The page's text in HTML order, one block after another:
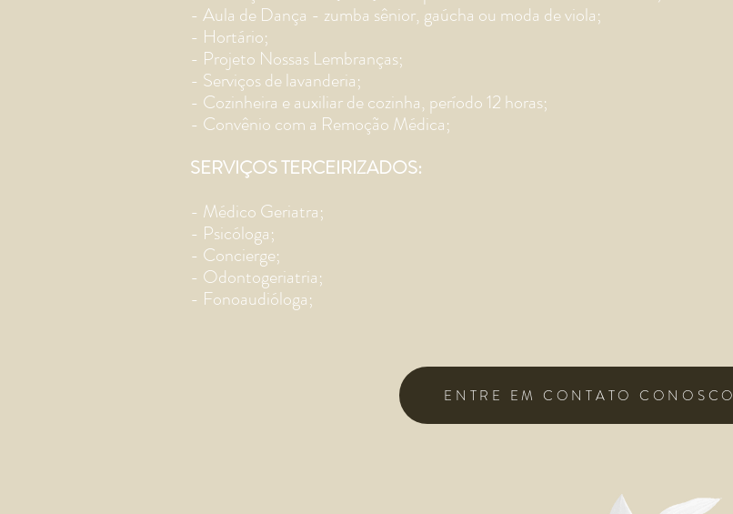
- Aula de Dança - zumba sênior, gaúcha ou moda de viola;
- Hortário;
- Projeto Nossas Lembranças;
- Serviços de lavanderia;
- Cozinheira e auxiliar de cozinha, período 12 horas;
- Convênio com a Remoção Médica;
SERVIÇOS TERCEIRIZADOS:
- Médico Geriatra;
- Psicóloga;
- Concierge;
- Odontogeriatria;
- Fonoaudióloga;
ENTRE EM CONTATO CONOSCO